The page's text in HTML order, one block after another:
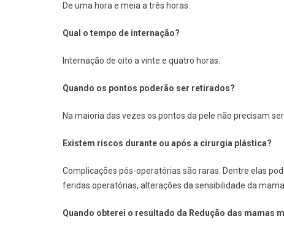
De uma hora e meia a três horas.
Qual o tempo de internação?
Internação de oito a vinte e quatro horas.
Quando os pontos poderão ser retirados?
Na maioria das vezes os pontos da pele não precisam
Existem riscos durante ou após a cirurgia plástica?
Complicações pós-operatórias são raras. Dentre elas
feridas operatórias, alterações da sensibilidade da
Quando obterei o resultado da Redução das mamas